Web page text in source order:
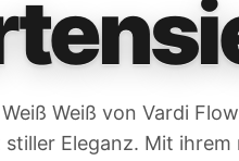
Weiß von Vardi
Eleganz. Mit